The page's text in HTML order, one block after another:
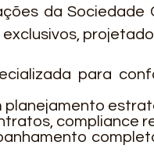
da
para
planejamento
compliance